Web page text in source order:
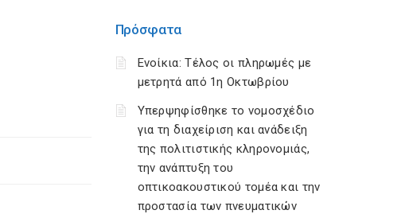
Πρόσφατα
Ενοίκια: Τέλος οι πληρωμές με
μετρητά από 1η Οκτωβρίου
Υπερψηφίσθηκε το νομοσχέδιο
για τη διαχείριση και ανάδειξη
της πολιτιστικής κληρονομιάς,
την ανάπτυξη του
οπτικοακουστικού τομέα και την
προστασία των πνευματικών